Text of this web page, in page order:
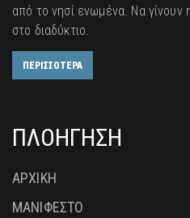
από το νησί ενωμένα. Να
στο διαδύκτιο.
ΠΕΡΙΣΣΟΤΕΡΑ
ΠΛΟΗΓΗΣΗ
ΑΡΧΙΚΗ
ΜΑΝΙΦΕΣΤΟ